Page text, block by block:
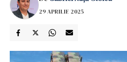
29 APRILIE 2025